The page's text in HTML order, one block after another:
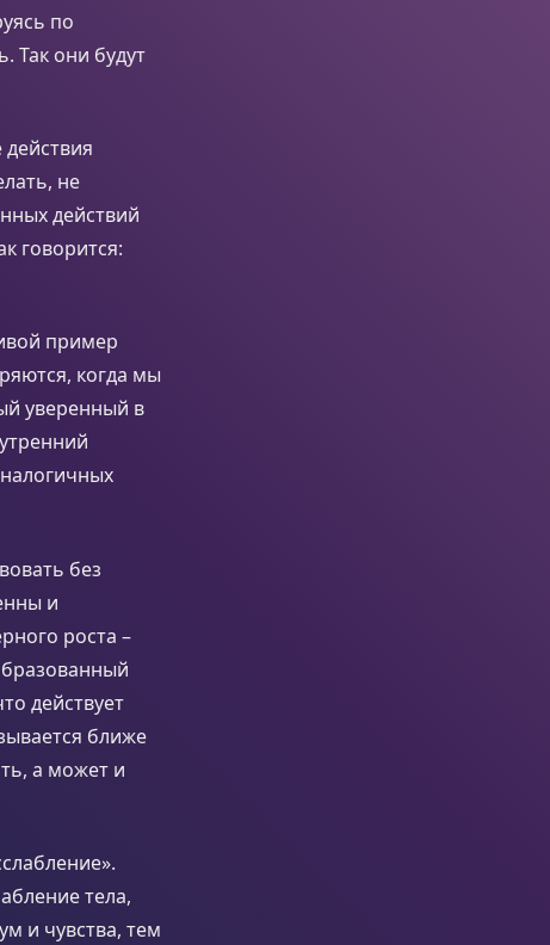
по
Так они будут
не
действий
говорится:
пример
когда мы
уверенный в
без
и
роста –
действует
ближе
а может и
тела,
и чувства, тем